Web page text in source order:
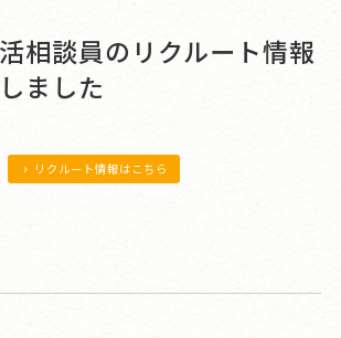
相談員のリクルート情報
ました
リクルート情報はこちら